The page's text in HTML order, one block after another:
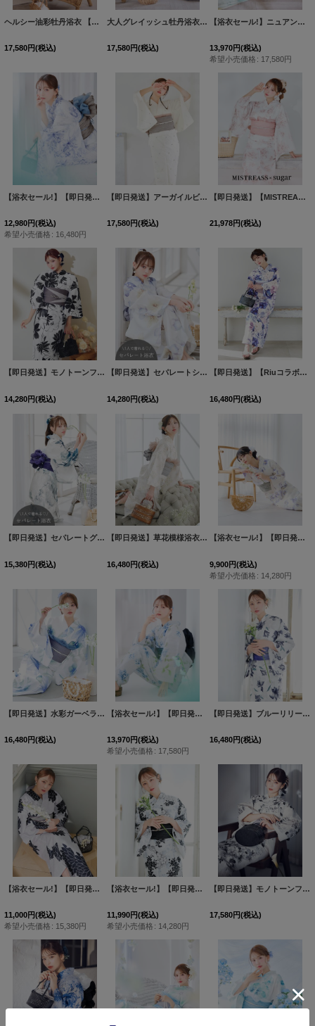
ヘルシー油彩牡丹浴衣 【浴衣３点セット 浴衣/帯/下駄】[OF04] [Y-9106-nz-dzc-Y-F-25cc
17,580円(税込)
大人グレイッシュ牡丹浴衣 【浴衣３点セット 浴衣/帯/下駄】[OF04]
17,580円(税込)
【浴衣セール!】ニュアンス牡丹ペールトーン浴衣【浴衣３点セット 浴衣/帯/下駄】[OF04]
13,970円(税込)
希望小売価格 : 17,580円
【浴衣セール!】【即日発送】水彩線画フラワー浴衣 【浴衣３点セット 浴衣/帯/下駄】[OF04]
12,980円(税込)
希望小売価格 : 16,480円
【即日発送】アーガイルビジュー浴衣 【浴衣３点セット 浴衣/帯/下駄】[OF04/HC03]
17,580円(税込)
【即日発送】【MISTREASS×sugarコラボ】ロマンティック・トワル柄浴衣【浴衣３点セット 浴衣/帯/下駄】[OF04]三上悠亜着用
21,978円(税込)
【即日発送】モノトーンフラワーレトロモダン浴衣 【浴衣３点セット 浴衣/帯/下駄】[OF04]Y-9216-kj-B-F-25AS
14,280円(税込)
【即日発送】セパレートシャーベットフラワー牡丹浴衣 【浴衣4点セット 浴衣/帯/下駄】[OF04]吉木千沙都（ちぃぽぽ）着用
14,280円(税込)
【即日発送】【Riuコラボ】ブルーアイボリーピオニー浴衣 【浴衣３点セット 浴衣/帯/下駄】[OF04]
16,480円(税込)
【即日発送】セパレートグラデーションブルーグリーン浴衣 【浴衣4点セット 浴衣/帯/下駄】[OF04]吉木千沙都（ちぃぽぽ）着用
15,380円(税込)
【即日発送】草花模様浴衣 【浴衣３点セット 浴衣/帯/下駄】[OF04]
16,480円(税込)
【浴衣セール!】【即日発送】紫の花揺蕩う浴衣 【浴衣３点セット 浴衣/帯/下駄】[OF04]
9,900円(税込)
希望小売価格 : 14,280円
【即日発送】水彩ガーベラ柄浴衣 【浴衣３点セット 浴衣/帯/下駄】[OF04]吉木千沙都（ちぃぽぽ）着用
16,480円(税込)
【浴衣セール!】【即日発送】華麗に咲くブルー花柄浴衣 【浴衣３点セット 浴衣/帯/下駄】[OF04]
13,970円(税込)
希望小売価格 : 17,580円
【即日発送】ブルーリリーフラワー浴衣 【浴衣３点セット 浴衣/帯/下駄】[OF04]
16,480円(税込)
【浴衣セール!】【即日発送】モノトーンダリア柄浴衣 【浴衣３点セット 浴衣/帯/下駄】[OF04]
11,000円(税込)
希望小売価格 : 15,380円
【浴衣セール!】【即日発送】ホワイトブラック桜柄浴衣 【浴衣3点セット 浴衣/帯/下駄】 [OF04]
11,990円(税込)
希望小売価格 : 14,280円
【即日発送】モノトーンフラワー浴衣 【浴衣３点セット 浴衣/帯/下駄】[OF04]
17,580円(税込)